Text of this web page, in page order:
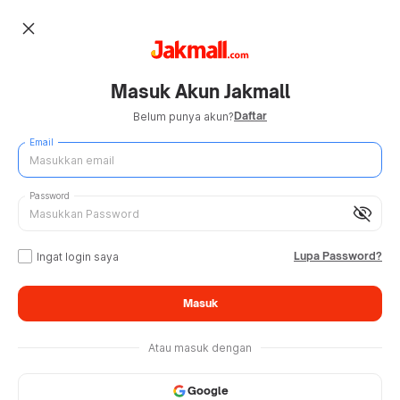
close
Masuk Akun Jakmall
Belum punya akun?Daftar
Email
visibility_off
Password
Ingat login saya Lupa Password?
Masuk
Atau masuk dengan
Google